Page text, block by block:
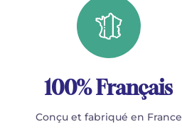
100% Français
Conçu et fabriqué en France